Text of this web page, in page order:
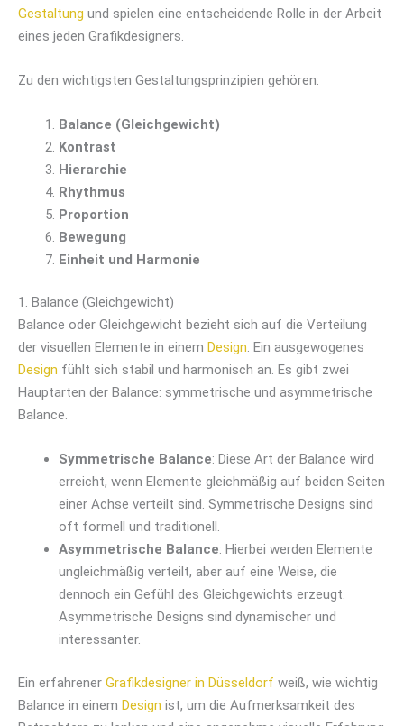
Gestaltung und spielen eine entscheidende Rolle in der Arbeit
eines jeden Grafikdesigners.
Zu den wichtigsten Gestaltungsprinzipien gehören:
Balance (Gleichgewicht)
Kontrast
Hierarchie
Rhythmus
Proportion
Bewegung
Einheit und Harmonie
1. Balance (Gleichgewicht)
Balance oder Gleichgewicht bezieht sich auf die Verteilung
der visuellen Elemente in einem Design. Ein ausgewogenes
Design fühlt sich stabil und harmonisch an. Es gibt zwei
Hauptarten der Balance: symmetrische und asymmetrische
Balance.
Symmetrische Balance: Diese Art der Balance wird
erreicht, wenn Elemente gleichmäßig auf beiden Seiten
einer Achse verteilt sind. Symmetrische Designs sind
oft formell und traditionell.
Asymmetrische Balance: Hierbei werden Elemente
ungleichmäßig verteilt, aber auf eine Weise, die
dennoch ein Gefühl des Gleichgewichts erzeugt.
Asymmetrische Designs sind dynamischer und
interessanter.
Ein erfahrener Grafikdesigner in Düsseldorf weiß, wie wichtig
Balance in einem Design ist, um die Aufmerksamkeit des